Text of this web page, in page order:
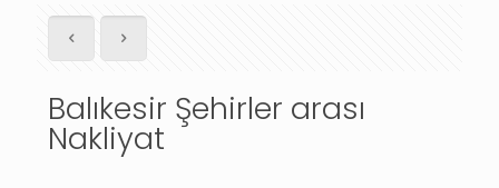
Balıkesir Şehirler arası
Nakliyat